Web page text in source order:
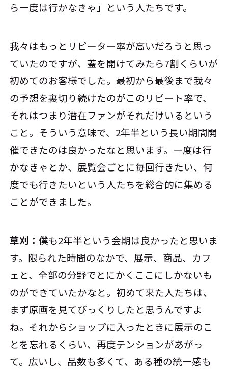
ら一度は行かなきゃ」という人たちです。
我々はもっとリピーター率が高いだろうと思っ
ていたのですが、蓋を開けてみたら7割くらいが
初めてのお客様でした。最初から最後まで我々
の予想を裏切り続けたのがこのリピート率で、
それはつまり潜在ファンがそれだけいるという
こと。そういう意味で、2年半という長い期間開
催できたのは良かったなと思います。一度は行
かなきゃとか、展覧会ごとに毎回行きたい、何
度でも行きたいという人たちを総合的に集める
ことができました。
草刈：僕も2年半という会期は良かったと思いま
す。限られた時間のなかで、展示、商品、カフ
ェと、全部の分野でとにかくここにしかないも
のができていたかなと。初めて来た人たちは、
まず原画を見てびっくりしたと思うんですよ
ね。それからショップに入ったときに展示のこ
とを忘れるくらい、再度テンションがあがっ
て。広いし、品数も多くて、ある種の統一感も